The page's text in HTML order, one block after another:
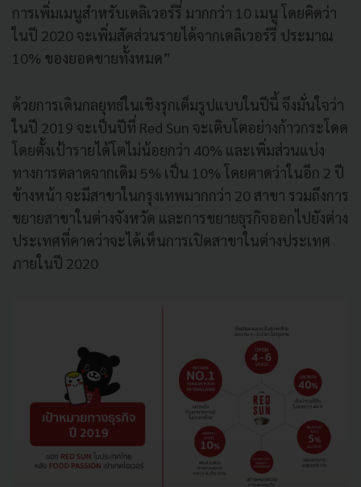
การเพิ่มเมนูสำหรับเดลิเวอร์รี่ มากกว่า 10 เมนู โดยคิดว่า
ในปี 2020 จะเพิ่มสัดส่วนรายได้จากเดลิเวอร์รี่ ประมาณ
10% ของยอดขายทั้งหมด”
ด้วยการเดินกลยุทธ์ในเชิงรุกเต็มรูปแบบในปีนี้ จึงมั่นใจว่า
ในปี 2019 จะเป็นปีที่ Red Sun จะเติบโตอย่างก้าวกระโดด
โดยตั้งเป้ารายได้โตไม่น้อยกว่า 40% และเพิ่มส่วนแบ่ง
ทางการตลาดจากเดิม 5% เป็น 10% โดยคาดว่าในอีก 2 ปี
ข้างหน้า จะมีสาขาในกรุงเทพมากกว่า 20 สาขา รวมถึงการ
ขยายสาขาในต่างจังหวัด และการขยายธุรกิจออกไปยังต่าง
ประเทศที่คาดว่าจะได้เห็นการเปิดสาขาในต่างประเทศ
ภายในปี 2020